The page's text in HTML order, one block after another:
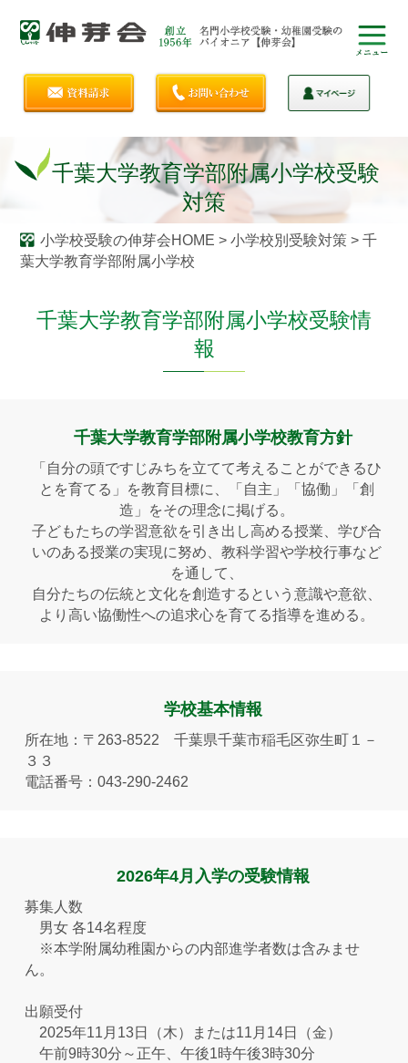
千葉大学教育学部附属小学校受験
対策
小学校受験の伸芽会HOME > 小学校別受験対策> 千
葉大学教育学部附属小学校
千葉大学教育学部附属小学校受験情
報
千葉大学教育学部附属小学校教育方針
「自分の頭ですじみちを立てて考えることができるひ
とを育てる」を教育目標に、「自主」「協働」「創
造」をその理念に掲げる。
子どもたちの学習意欲を引き出し高める授業、学び合
いのある授業の実現に努め、教科学習や学校行事など
を通して、
自分たちの伝統と文化を創造するという意識や意欲、
より高い協働性への追求心を育てる指導を進める。
学校基本情報
所在地：〒263-8522 千葉県千葉市稲毛区弥生町１－
３３
電話番号：043-290-2462
2026年4月入学の受験情報
募集人数
男女 各14名程度
※本学附属幼稚園からの内部進学者数は含みませ
ん。
出願受付
2025年11月13日（木）または11月14日（金）
午前9時30分～正午、午後1時午後3時30分